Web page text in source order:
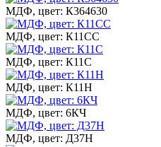
МДФ, цвет: К364630
МДФ, цвет: К11СС
МДФ, цвет: К11С
МДФ, цвет: К11Н
МДФ, цвет: 6КЧ
МДФ, цвет: Д37Н